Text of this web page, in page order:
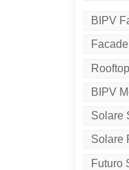
BIPV
BIPV
Solare
Solare
Futuro